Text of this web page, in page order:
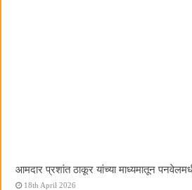
आमदार प्रशांत ठाकूर यांच्या माध्यमातून
18th April 2026